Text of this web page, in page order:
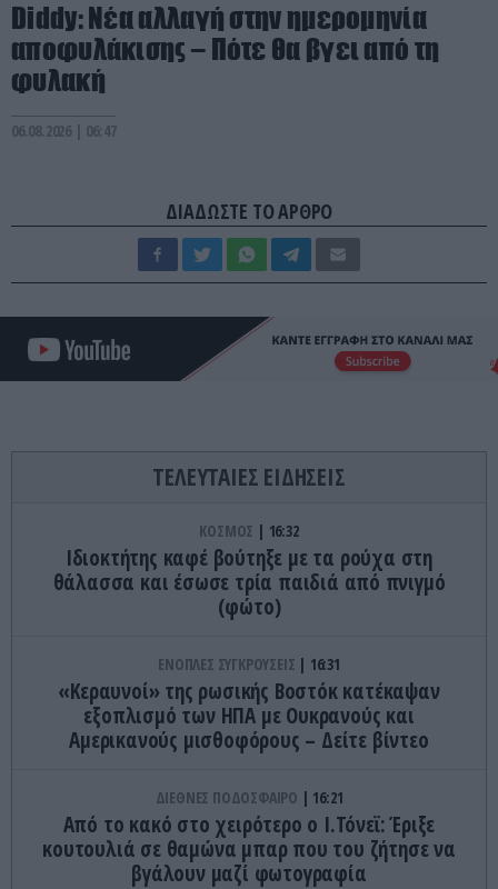
Diddy: Νέα αλλαγή στην ημερομηνία
αποφυλάκισης – Πότε θα βγει από τη
φυλακή
06.08.2026 | 06:47
ΔΙΑΔΩΣΤΕ ΤΟ ΑΡΘΡΟ
ΤΕΛΕΥΤΑΙΕΣ ΕΙΔΗΣΕΙΣ
ΚΟΣΜΟΣ 16:32
Ιδιοκτήτης καφέ βούτηξε με τα ρούχα στη
θάλασσα και έσωσε τρία παιδιά από πνιγμό
(φώτο)
ΕΝΟΠΛΕΣ ΣΥΓΚΡΟΥΣΕΙΣ 16:31
«Κεραυνοί» της ρωσικής Βοστόκ κατέκαψαν
εξοπλισμό των ΗΠΑ με Ουκρανούς και
Αμερικανούς μισθοφόρους – Δείτε βίντεο
ΔΙΕΘΝΕΣ ΠΟΔΟΣΦΑΙΡΟ 16:21
Από το κακό στο χειρότερο ο Ι.Τόνεϊ: Έριξε
κουτουλιά σε θαμώνα μπαρ που του ζήτησε να
βγάλουν μαζί φωτογραφία